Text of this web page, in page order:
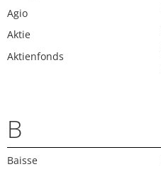
Agio
Aktie
Aktienfonds
B
Baisse